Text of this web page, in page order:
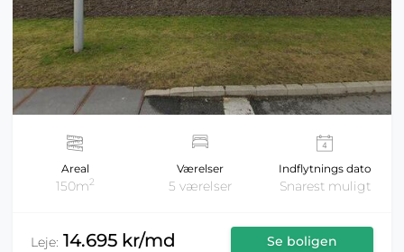
Areal
150m2
Værelser
5 værelser
Indflytnings dato
Snarest muligt
Leje: 14.695 kr/md Se boligen